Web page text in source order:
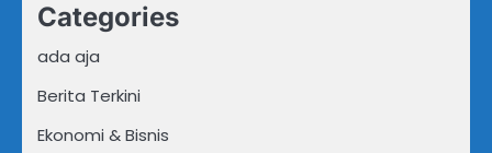
Categories
ada aja
Berita Terkini
Ekonomi & Bisnis